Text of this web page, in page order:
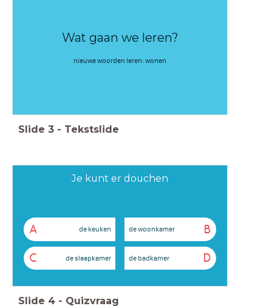
Wat gaan we leren?
nieuwe woorden leren: wonen
Slide 3 - Tekstslide
Je kunt er douchen
A de keuken B
de woonkamer
C de slaapkamer D
de badkamer
Slide 4 - Quizvraag